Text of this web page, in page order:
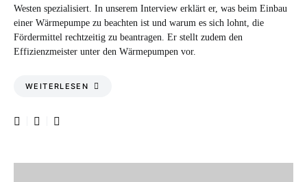
Westen spezialisiert. In unserem Interview erklärt er, was beim Einbau
einer Wärmepumpe zu beachten ist und warum es sich lohnt, die
Fördermittel rechtzeitig zu beantragen. Er stellt zudem den
Effizienzmeister unter den Wärmepumpen vor.
WEITERLESEN